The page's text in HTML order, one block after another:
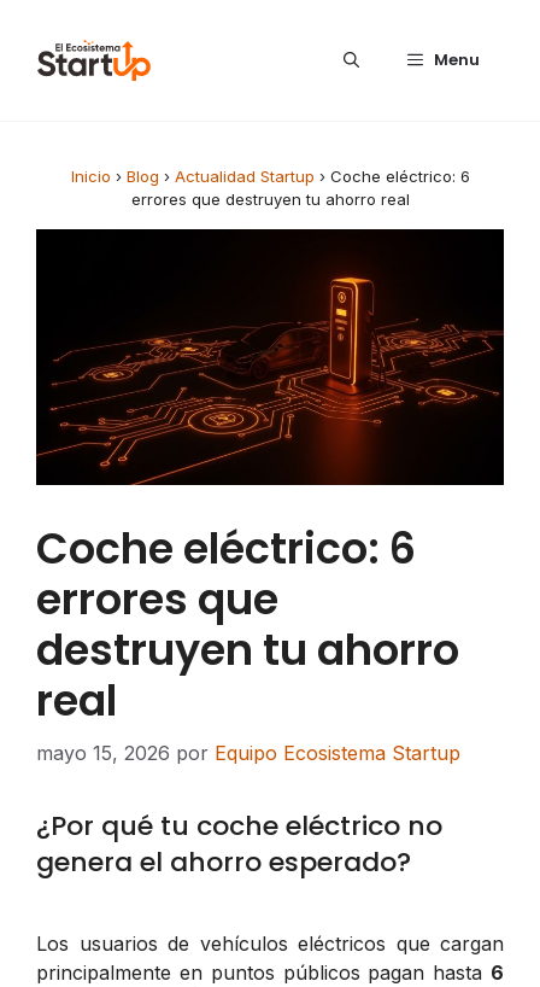
Menu
Inicio › Blog › Actualidad Startup › Coche eléctrico: 6
errores que destruyen tu ahorro real
Coche eléctrico: 6
errores que
destruyen tu ahorro
real
mayo 15, 2026 por Equipo Ecosistema Startup
¿Por qué tu coche eléctrico no
genera el ahorro esperado?
Los usuarios de vehículos eléctricos que cargan
principalmente en puntos públicos pagan hasta 6